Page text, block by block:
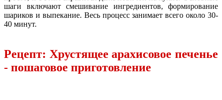
шаги включают смешивание ингредиентов, формирование
шариков и выпекание. Весь процесс занимает всего около 30-
40 минут.
Рецепт: Хрустящее арахисовое печенье
- пошаговое приготовление